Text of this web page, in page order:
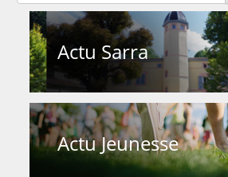
Actu Sarra
Actu Jeunesse